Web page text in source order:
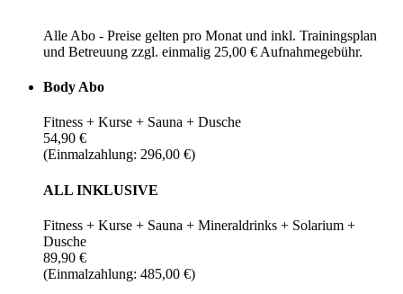
Alle Abo - Preise gelten pro Monat und inkl. Trainingsplan
und Betreuung zzgl. einmalig 25,00 € Aufnahmegebühr.
Body Abo
Fitness + Kurse + Sauna + Dusche
54,90 €
(Einmalzahlung: 296,00 €)
ALL INKLUSIVE
Fitness + Kurse + Sauna + Mineraldrinks + Solarium +
Dusche
89,90 €
(Einmalzahlung: 485,00 €)